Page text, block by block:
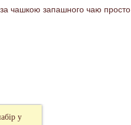
за чашкою запашного чаю просто
у